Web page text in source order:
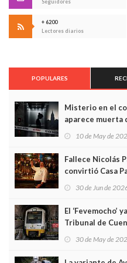
Seguidores
+ 6200
Lectores diarios
POPULARES
Misterio en el
aparece muerta
edificio y las
10 de May de
Fallece Nicolás
convirtió Casa
Asturias en
30 de Jun de
El ‘Fevemocho’
Tribunal de
sobrecoste de
30 de May de